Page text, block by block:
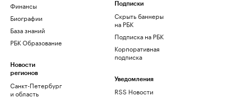
Финансы
Биографии
База знаний
РБК Образование
Новости
регионов
Санкт-Петербург
и область
Подписки
Скрыть баннеры
на РБК
Подписка на РБК
Корпоративная
подписка
Уведомления
RSS Новости